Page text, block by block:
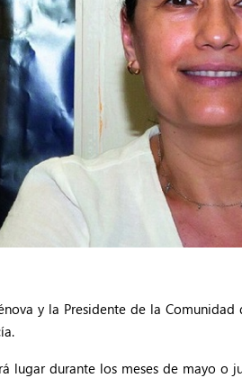
y la Presidente de la
lugar durante los meses de mayo o